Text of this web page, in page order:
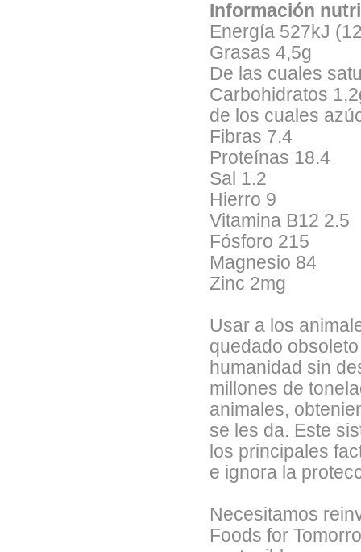
Información
Energía 527kJ
Grasas 4,5g
De las cuales
Carbohidratos
de los cuales
Fibras 7.4
Proteínas 18.4
Sal 1.2
Hierro 9
Vitamina B12 2.5
Fósforo 215
Magnesio 84
Zinc 2mg
Usar a los
quedado
humanidad sin
millones de
animales,
se les da. Este
los principales
e ignora la
Necesitamos
Foods for